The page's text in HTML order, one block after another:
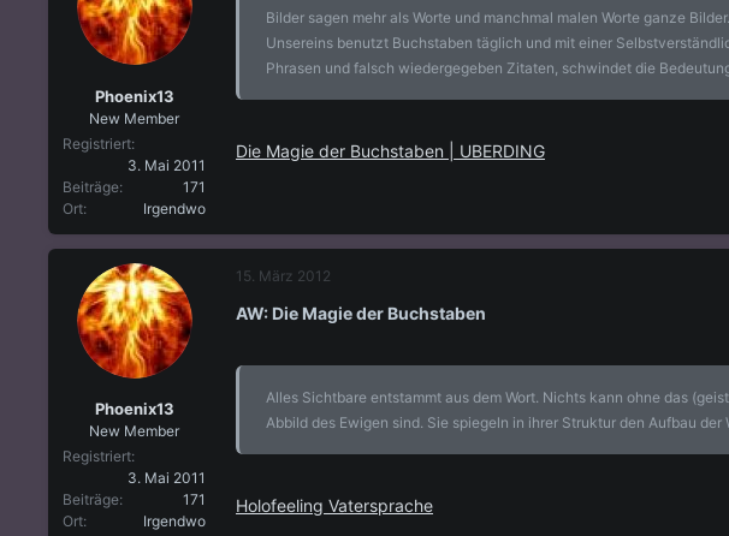
l
e
l
t
Phoenix13
New Member
Registriert
3. Mai 2011
Beiträge
171
Ort
Irgendwo
Bilder sagen mehr als Worte und manchmal malen Worte ganze Bilder.
Unsereins benutzt Buchstaben täglich und mit einer
Phrasen und falsch wiedergegeben Zitaten, schwindet die
Die Magie der Buchstaben | UBERDING
Phoenix13
New Member
Registriert
3. Mai 2011
Beiträge
171
Ort
Irgendwo
15. März 2012
AW: Die Magie der Buchstaben
Alles Sichtbare entstammt aus dem Wort. Nichts kann ohne das
Abbild des Ewigen sind. Sie spiegeln in ihrer Struktur den Aufbau
Holofeeling Vatersprache